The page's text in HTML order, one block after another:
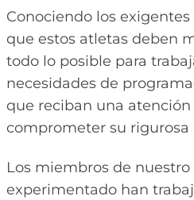
Conociendo los
que estos atletas deben
todo lo posible para
necesidades de
que reciban una
comprometer su rigurosa
Los miembros de nuestro
experimentado han